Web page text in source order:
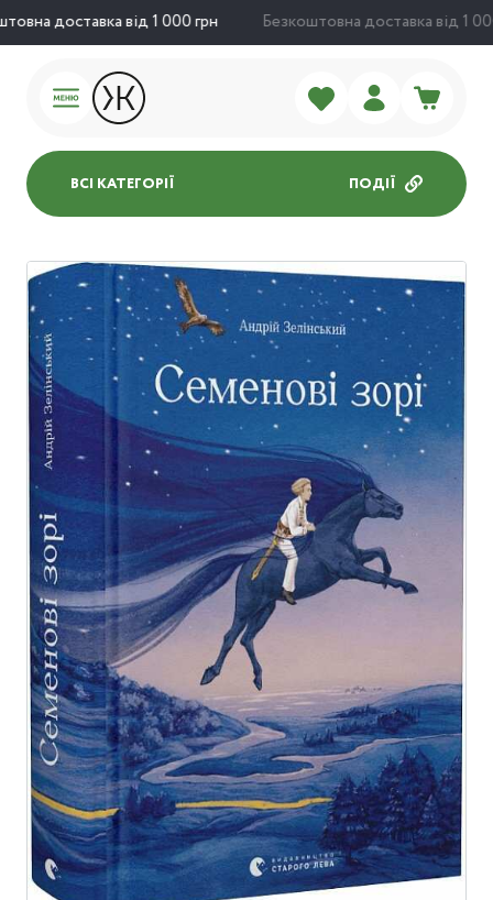
доставка від 1 000 грн Безкоштовна доставка від 1 000
ВСІ КАТЕГОРІЇ ПОДІЇ